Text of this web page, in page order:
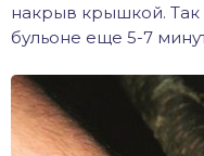
накрыв крышкой. Так
бульоне еще 5-7